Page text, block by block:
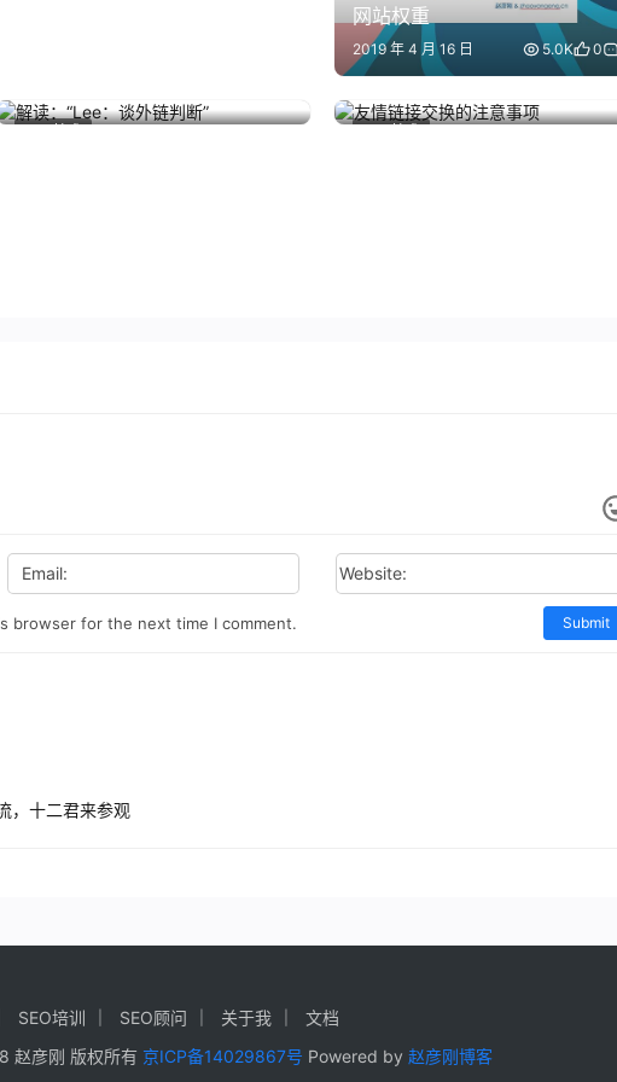
网站权重
2019 年 4 月 16 日 5.0K 0
解读：“Lee：谈外链判断”
2013 年 4 月 27 日 3.6K 1 0 友情链接交换的注意事项
2013 年 5 月 16 日 43.1K 0
Email: Website:
browser for the next time I comment. Submit
，十二君来参观
SEO培训 SEO顾问 关于我
文档
赵彦刚 版权所有 京ICP备14029867号 Powered by 赵彦刚博客